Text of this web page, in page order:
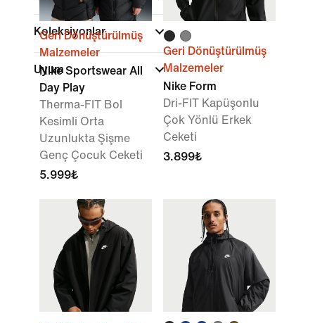
Koleksiyonlar
Uyum
Geri Dönüştürülmüş
Malzemeler
Nike Sportswear All
Day Play
Therma-FIT Bol
Kesimli Orta
Uzunlukta Şişme
Genç Çocuk Ceketi
5.999₺
Geri Dönüştürülmüş
Malzemeler
Nike Form
Dri-FIT Kapüşonlu
Çok Yönlü Erkek
Ceketi
3.899₺